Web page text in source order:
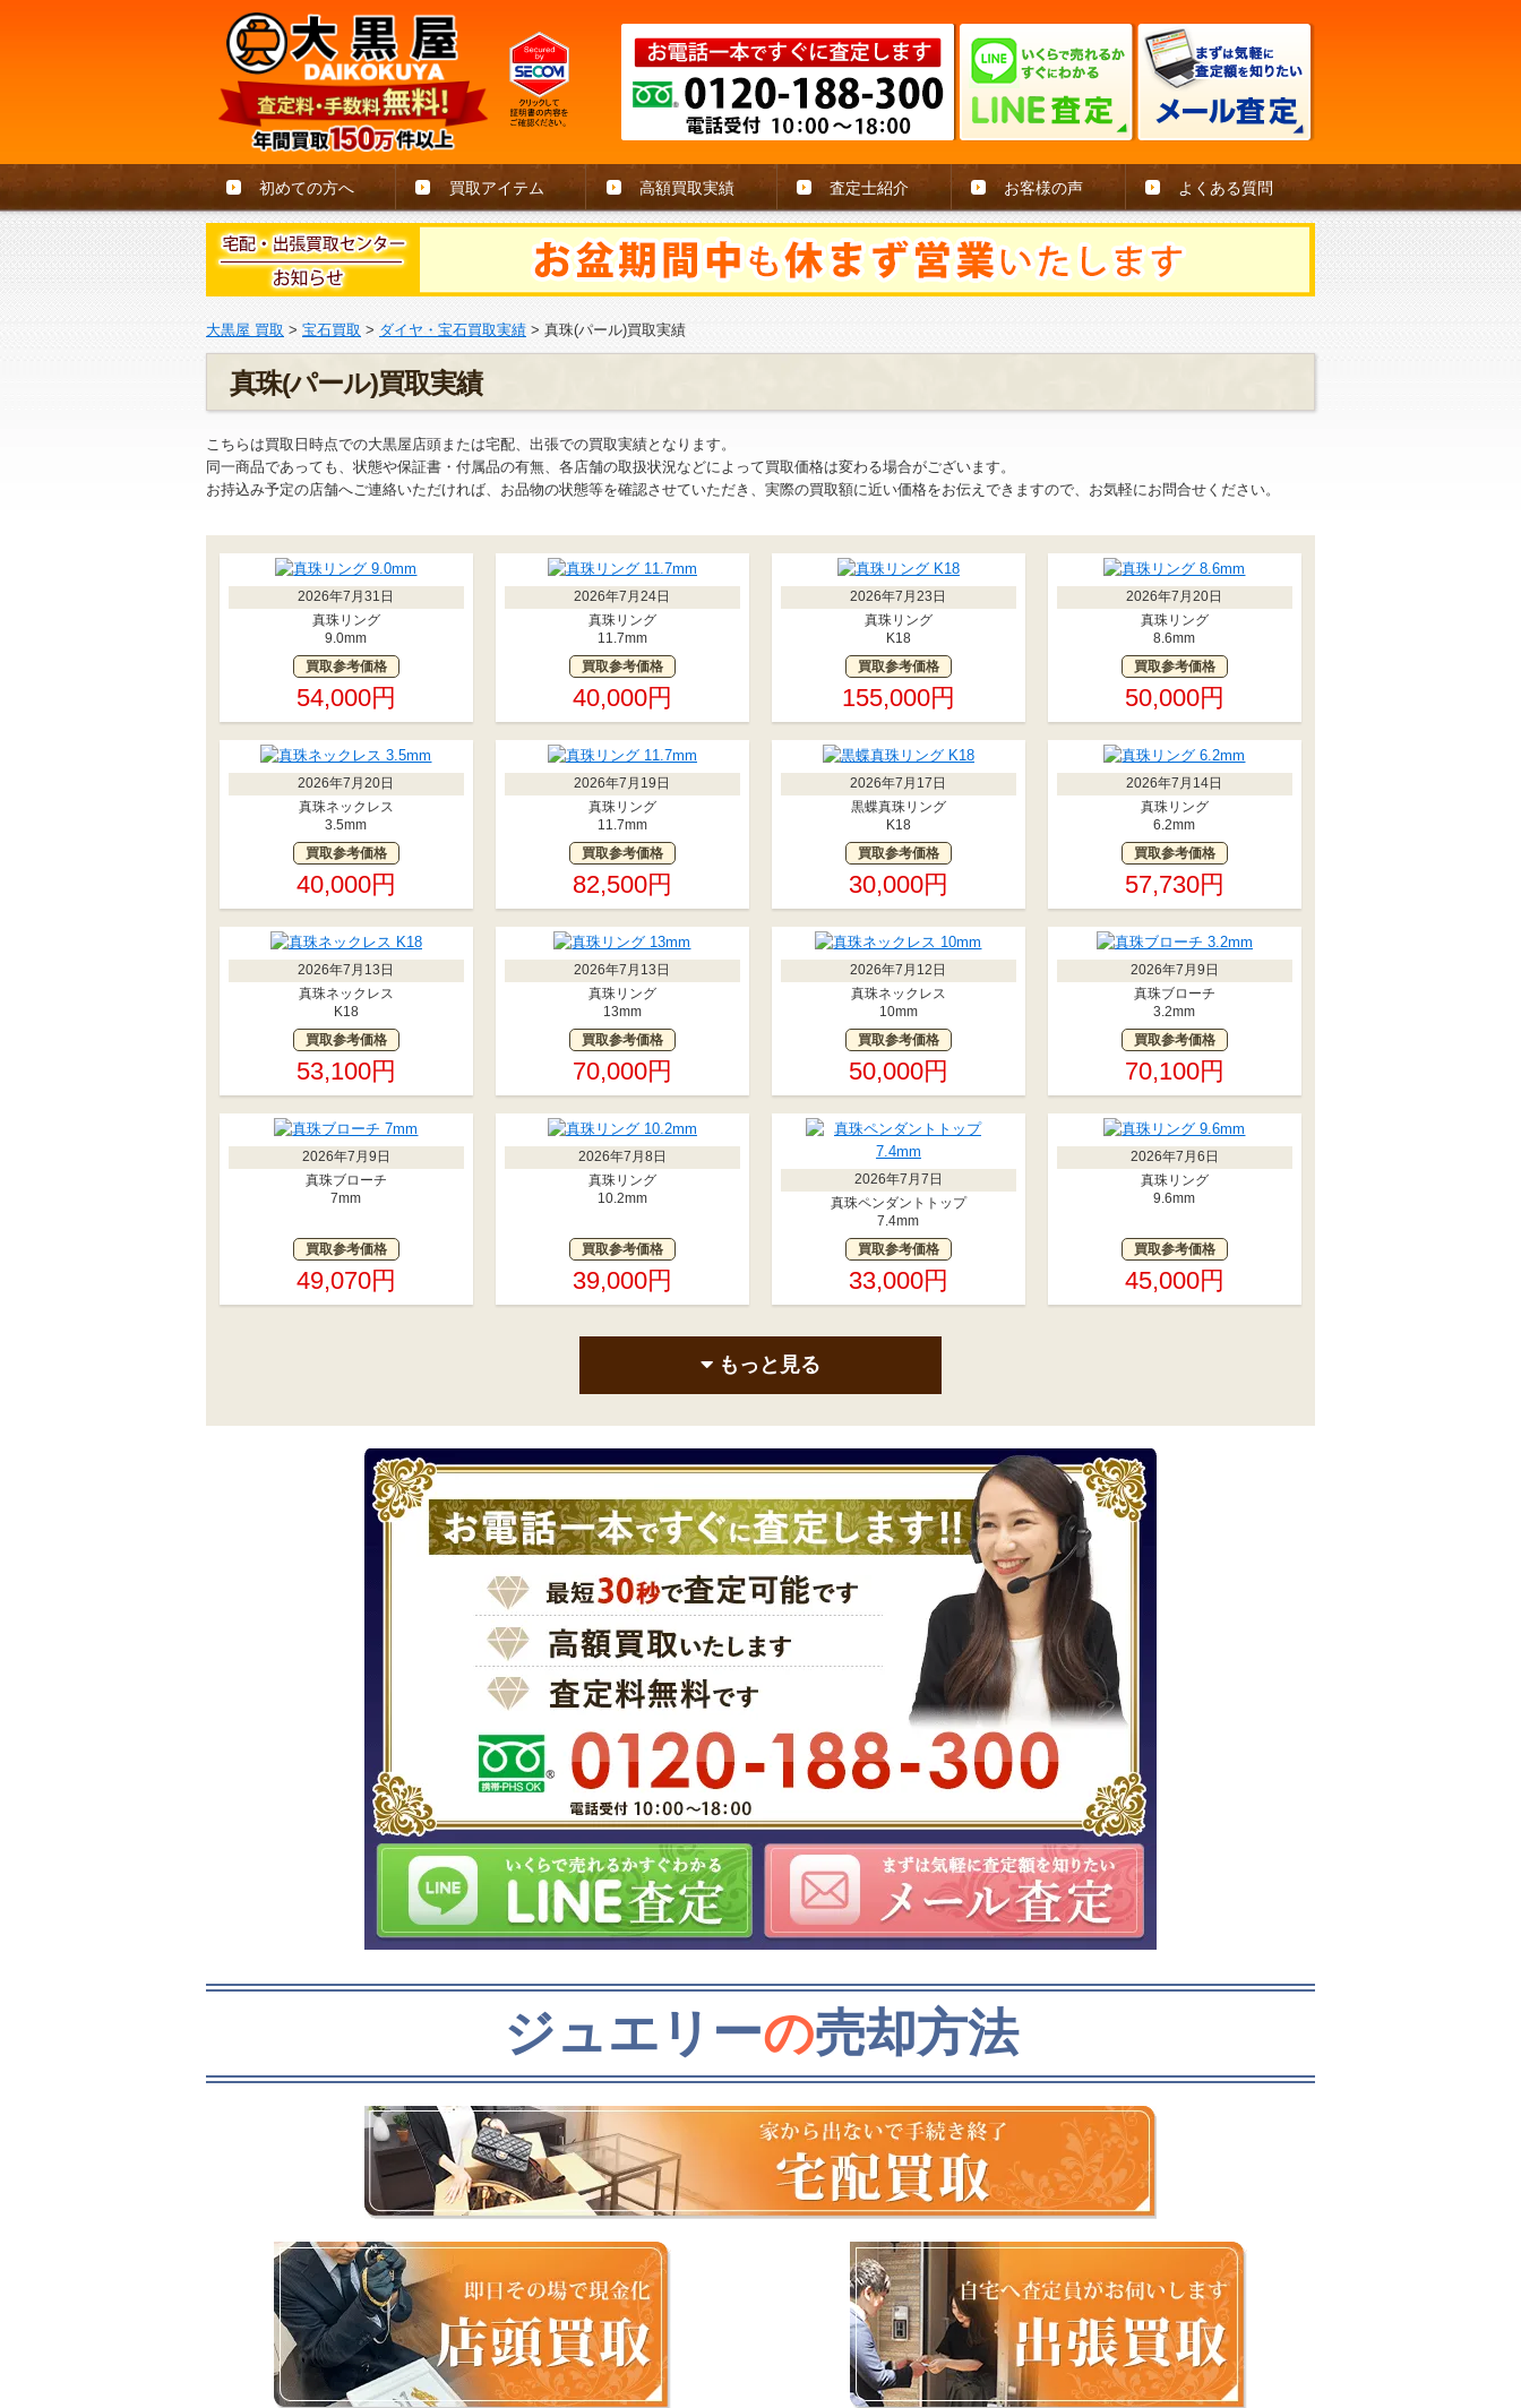
初めての方へ 買取アイテム 高額買取実績 査定士紹介 お客様の声 よくある質問
大黒屋 買取 > 宝石買取 > ダイヤ・宝石買取実績 > 真珠(パール)買取実績
真珠(パール)買取実績
こちらは買取日時点での大黒屋店頭または宅配、出張での買取実績となります。
同一商品であっても、状態や保証書・付属品の有無、各店舗の取扱状況などによって買取価格は変わる場合がございます。
お持込み予定の店舗へご連絡いただければ、お品物の状態等を確認させていただき、実際の買取額に近い価格をお伝えできますので、お気軽にお問合せください。
2026年7月31日
真珠リング
9.0mm
買取参考価格
54,000円
2026年7月24日
真珠リング
11.7mm
買取参考価格
40,000円
2026年7月23日
真珠リング
K18
買取参考価格
155,000円
2026年7月20日
真珠リング
8.6mm
買取参考価格
50,000円
2026年7月20日
真珠ネックレス
3.5mm
買取参考価格
40,000円
2026年7月19日
真珠リング
11.7mm
買取参考価格
82,500円
2026年7月17日
黒蝶真珠リング
K18
買取参考価格
30,000円
2026年7月14日
真珠リング
6.2mm
買取参考価格
57,730円
2026年7月13日
真珠ネックレス
K18
買取参考価格
53,100円
2026年7月13日
真珠リング
13mm
買取参考価格
70,000円
2026年7月12日
真珠ネックレス
10mm
買取参考価格
50,000円
2026年7月9日
真珠ブローチ
3.2mm
買取参考価格
70,100円
2026年7月9日
真珠ブローチ
7mm
買取参考価格
49,070円
2026年7月8日
真珠リング
10.2mm
買取参考価格
39,000円
2026年7月7日
真珠ペンダントトップ
7.4mm
買取参考価格
33,000円
2026年7月6日
真珠リング
9.6mm
買取参考価格
45,000円
もっと見る
ジュエリーの売却方法